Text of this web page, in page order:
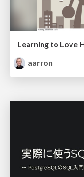
aarron